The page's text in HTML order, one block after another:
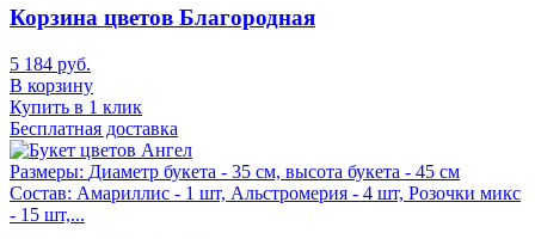
Корзина цветов Благородная
5 184 руб.
В корзину
Купить в 1 клик
Бесплатная доставка
Размеры: Диаметр букета - 35 см, высота букета - 45 см
Состав: Амариллис - 1 шт, Альстромерия - 4 шт, Розочки микс
- 15 шт,...